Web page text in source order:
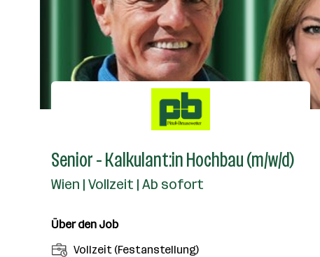
Senior - Kalkulant:in Hochbau (m/w/d)
Wien | Vollzeit | Ab sofort
Über den Job
A
Vollzeit (Festanstellung)